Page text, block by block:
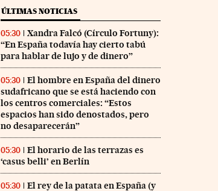
ÚLTIMAS NOTICIAS
05:30
Xandra Falcó (Círculo Fortuny):
“En España todavía hay cierto tabú
para hablar de lujo y de dinero”
05:30
El hombre en España del dinero
sudafricano que se está haciendo con
los centros comerciales: “Estos
espacios han sido denostados, pero
no desaparecerán”
05:30
El horario de las terrazas es
‘casus belli’ en Berlín
05:30 El rey de la patata en España (y